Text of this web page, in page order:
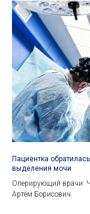
Пациентка
выделения мочи
Оперирующий врачи:
Артём Борисович.